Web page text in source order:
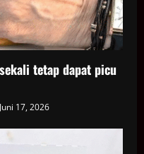
tetap dapat picu
Juni 17, 2026